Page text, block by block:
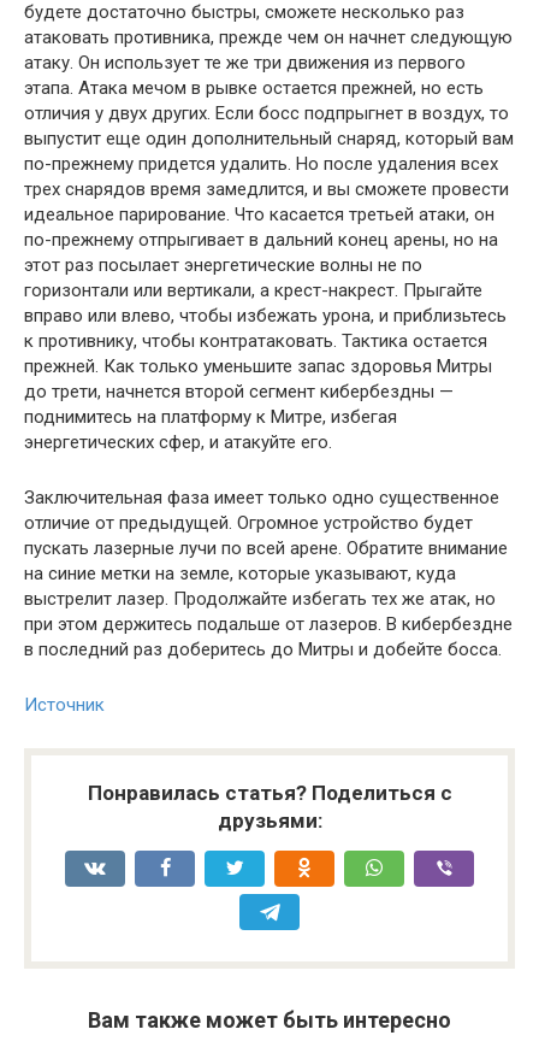
будете достаточно быстры, сможете несколько раз
атаковать противника, прежде чем он начнет следующую
атаку. Он использует те же три движения из первого
этапа. Атака мечом в рывке остается прежней, но есть
отличия у двух других. Если босс подпрыгнет в воздух, то
выпустит еще один дополнительный снаряд, который вам
по-прежнему придется удалить. Но после удаления всех
трех снарядов время замедлится, и вы сможете провести
идеальное парирование. Что касается третьей атаки, он
по-прежнему отпрыгивает в дальний конец арены, но на
этот раз посылает энергетические волны не по
горизонтали или вертикали, а крест-накрест. Прыгайте
вправо или влево, чтобы избежать урона, и приблизьтесь
к противнику, чтобы контратаковать. Тактика остается
прежней. Как только уменьшите запас здоровья Митры
до трети, начнется второй сегмент кибербездны —
поднимитесь на платформу к Митре, избегая
энергетических сфер, и атакуйте его.
Заключительная фаза имеет только одно существенное
отличие от предыдущей. Огромное устройство будет
пускать лазерные лучи по всей арене. Обратите внимание
на синие метки на земле, которые указывают, куда
выстрелит лазер. Продолжайте избегать тех же атак, но
при этом держитесь подальше от лазеров. В кибербездне
в последний раз доберитесь до Митры и добейте босса.
Источник
Понравилась статья? Поделиться с
друзьями:
Вам также может быть интересно